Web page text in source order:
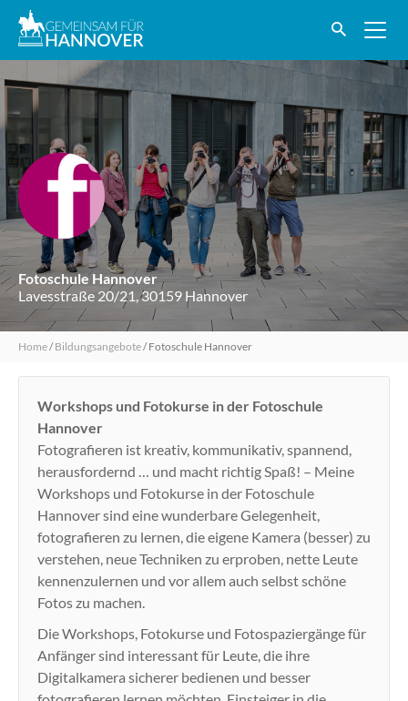
Fotoschule Hannover
Lavesstraße 20/21, 30159 Hannover
Home/Bildungsangebote/Fotoschule Hannover
Workshops und Fotokurse in der Fotoschule
Hannover
Fotografieren ist kreativ, kommunikativ, spannend,
herausfordernd … und macht richtig Spaß! – Meine
Workshops und Fotokurse in der Fotoschule
Hannover sind eine wunderbare Gelegenheit,
fotografieren zu lernen, die eigene Kamera (besser) zu
verstehen, neue Techniken zu erproben, nette Leute
kennenzulernen und vor allem auch selbst schöne
Fotos zu machen.
Die Workshops, Fotokurse und Fotospaziergänge für
Anfänger sind interessant für Leute, die ihre
Digitalkamera sicherer bedienen und besser